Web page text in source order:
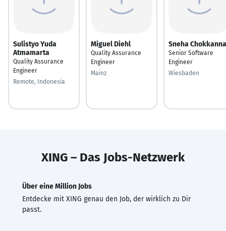
Sulistyo Yuda
Atmamarta
Quality Assurance
Engineer
Remote, Indonesia
Miguel Diehl
Quality Assurance
Engineer
Mainz
Sneha Chokkanna
Senior Software
Engineer
Wiesbaden
XING – Das Jobs-Netzwerk
Über eine Million Jobs
Entdecke mit XING genau den Job, der wirklich zu Dir
passt.